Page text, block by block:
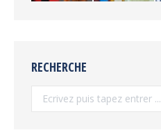
RECHERCHE
Recherche